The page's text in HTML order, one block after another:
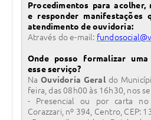
Procedimentos para acolher,
e responder manifestações
atendimento de ouvidoria:
Através do e-mail:
Onde posso formalizar
esse serviço?
NaOuvidoria Geraldo
feira, das 08h00 às 16h30, nos
- Presencial ou por carta no
Corazzari, nº 394, Centro, CEP: